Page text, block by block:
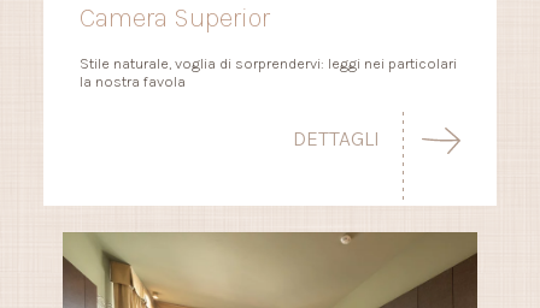
Camera Superior
Stile naturale, voglia di sorprendervi: leggi nei particolari
la nostra favola
DETTAGLI